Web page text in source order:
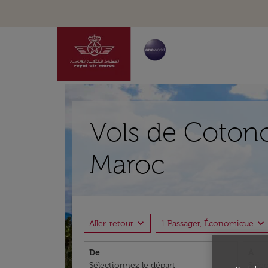
Vols de
Maroc
Aller-retour expand_more 1 Passager, Économique expand_more
De